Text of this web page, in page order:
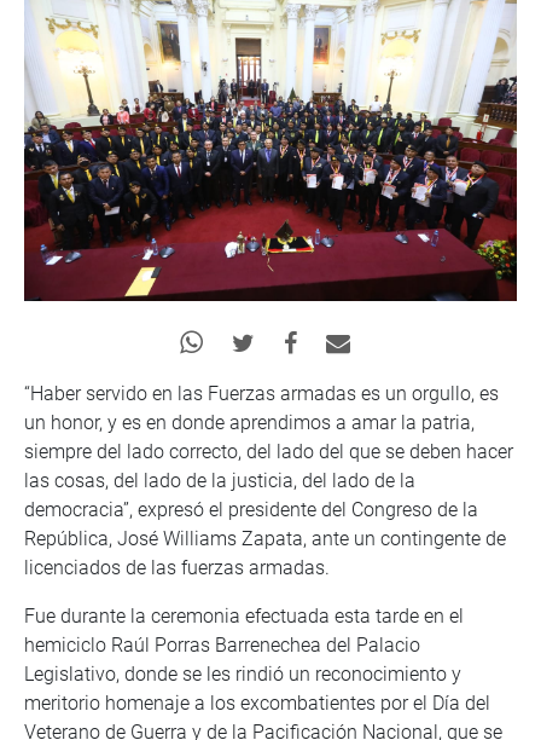
“Haber servido en las Fuerzas armadas es un orgullo, es
un honor, y es en donde aprendimos a amar la patria,
siempre del lado correcto, del lado del que se deben hacer
las cosas, del lado de la justicia, del lado de la
democracia”, expresó el presidente del Congreso de la
República, José Williams Zapata, ante un contingente de
licenciados de las fuerzas armadas.
Fue durante la ceremonia efectuada esta tarde en el
hemiciclo Raúl Porras Barrenechea del Palacio
Legislativo, donde se les rindió un reconocimiento y
meritorio homenaje a los excombatientes por el Día del
Veterano de Guerra y de la Pacificación Nacional, que se